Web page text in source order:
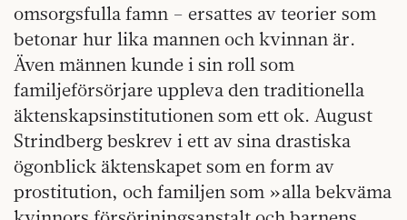
omsorgsfulla famn – ersattes av teorier som
betonar hur lika mannen och kvinnan är.
Även männen kunde i sin roll som
familjeförsörjare uppleva den traditionella
äktenskapsinstitutionen som ett ok. August
Strindberg beskrev i ett av sina drastiska
ögonblick äktenskapet som en form av
prostitution, och familjen som »alla bekväma